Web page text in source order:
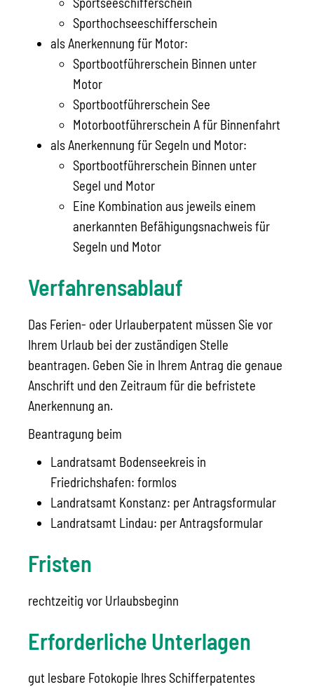
Sporthochseeschifferschein
als Anerkennung für Motor:
Sportbootführerschein Binnen unter
Motor
Sportbootführerschein See
Motorbootführerschein A für Binnenfahrt
als Anerkennung für Segeln und Motor:
Sportbootführerschein Binnen unter
Segel und Motor
Eine Kombination aus jeweils einem
anerkannten Befähigungsnachweis für
Segeln und Motor
Verfahrensablauf
Das Ferien- oder Urlauberpatent müssen Sie vor
Ihrem Urlaub bei der zuständigen Stelle
beantragen. Geben Sie in Ihrem Antrag die genaue
Anschrift und den Zeitraum für die befristete
Anerkennung an.
Beantragung beim
Landratsamt Bodenseekreis in
Friedrichshafen: formlos
Landratsamt Konstanz: per Antragsformular
Landratsamt Lindau: per Antragsformular
Fristen
rechtzeitig vor Urlaubsbeginn
Erforderliche Unterlagen
gut lesbare Fotokopie Ihres Schifferpatentes